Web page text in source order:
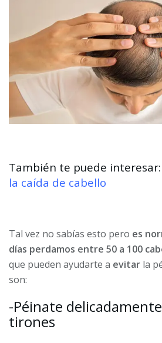
También te puede interesar:
la caída de cabello
Tal vez no sabías esto pero es
días perdamos entre 50 a 100
que pueden ayudarte a evitar la
son:
-Péinate
tirones